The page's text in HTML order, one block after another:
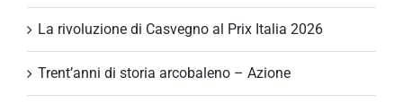
La rivoluzione di Casvegno al Prix Italia 2026
Trent’anni di storia arcobaleno – Azione